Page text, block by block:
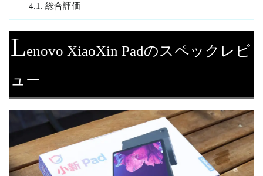
4.1. 総合評価
Lenovo XiaoXin Padのスペックレビ
ュー